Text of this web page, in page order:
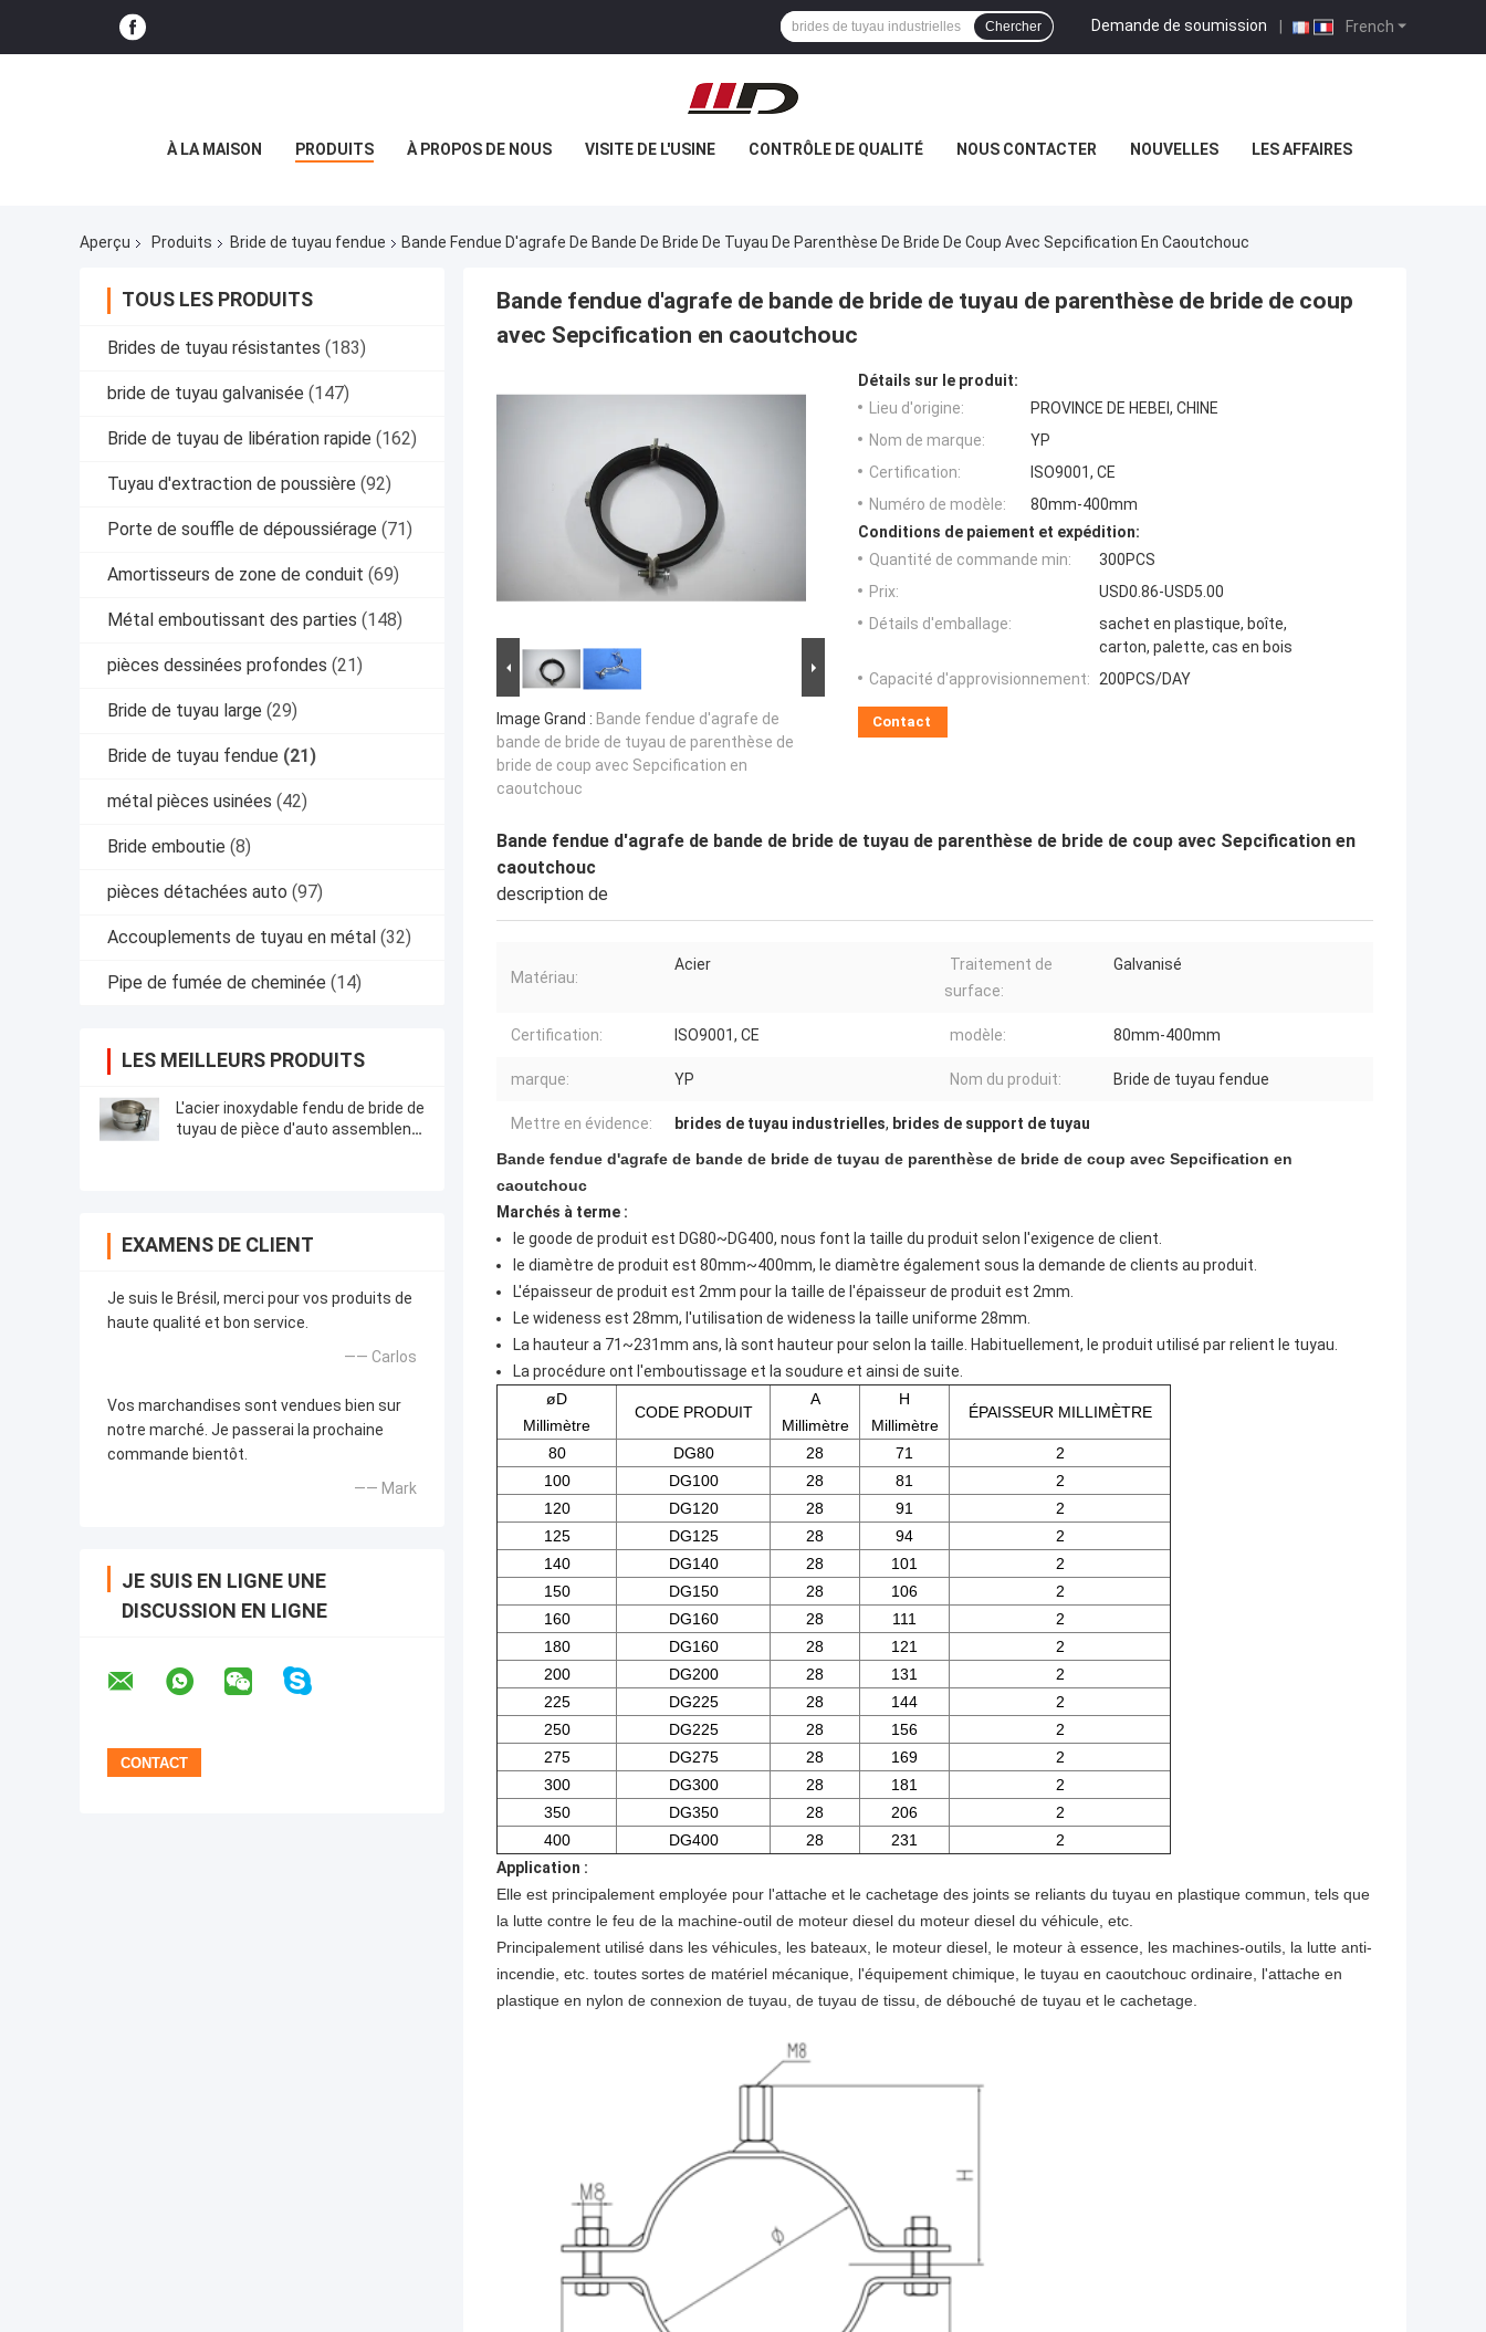
French
Demande de soumission |
Chercher
À LA MAISON PRODUITS À PROPOS DE NOUS VISITE DE L'USINE CONTRÔLE DE QUALITÉ NOUS CONTACTER NOUVELLES LES AFFAIRES
Aperçu Produits Bride de tuyau fendue Bande Fendue D'agrafe De Bande De Bride De Tuyau De Parenthèse De Bride De Coup Avec Sepcification En Caoutchouc
TOUS LES PRODUITS
Brides de tuyau résistantes (183)
bride de tuyau galvanisée (147)
Bride de tuyau de libération rapide (162)
Tuyau d'extraction de poussière (92)
Porte de souffle de dépoussiérage (71)
Amortisseurs de zone de conduit (69)
Métal emboutissant des parties (148)
pièces dessinées profondes (21)
Bride de tuyau large (29)
Bride de tuyau fendue (21)
métal pièces usinées (42)
Bride emboutie (8)
pièces détachées auto (97)
Accouplements de tuyau en métal (32)
Pipe de fumée de cheminée (14)
LES MEILLEURS PRODUITS
L'acier inoxydable fendu de bride de
tuyau de pièce d'auto assemblent
EXAMENS DE CLIENT
Je suis le Brésil, merci pour vos produits de
haute qualité et bon service.
—— Carlos
Vos marchandises sont vendues bien sur
notre marché. Je passerai la prochaine
commande bientôt.
—— Mark
JE SUIS EN LIGNE UNE
DISCUSSION EN LIGNE
Bande fendue d'agrafe de bande de bride de tuyau de parenthèse de bride de coup
avec Sepcification en caoutchouc
Image Grand : Bande fendue d'agrafe de
bande de bride de tuyau de parenthèse de
bride de coup avec Sepcification en
caoutchouc
Détails sur le produit:
Lieu d'origine:
PROVINCE DE HEBEI, CHINE
Nom de marque:
YP
Certification:
ISO9001, CE
Numéro de modèle:
80mm-400mm
Conditions de paiement et expédition:
Quantité de commande min:
300PCS
Prix:
USD0.86-USD5.00
Détails d'emballage:
sachet en plastique, boîte,
carton, palette, cas en bois
Capacité d'approvisionnement: 200PCS/DAY
Contact
Bande fendue d'agrafe de bande de bride de tuyau de parenthèse de bride de coup avec Sepcification en
caoutchouc
description de
Matériau:
Acier
Traitement de
surface:
Galvanisé
Certification: ISO9001, CE modèle: 80mm-400mm
marque: YP Nom du produit: Bride de tuyau fendue
Mettre en évidence: brides de tuyau industrielles, brides de support de tuyau
Bande fendue d'agrafe de bande de bride de tuyau de parenthèse de bride de coup avec Sepcification en
caoutchouc
Marchés à terme :
le goode de produit est DG80~DG400, nous font la taille du produit selon l'exigence de client.
le diamètre de produit est 80mm~400mm, le diamètre également sous la demande de clients au produit.
L'épaisseur de produit est 2mm pour la taille de l'épaisseur de produit est 2mm.
Le wideness est 28mm, l'utilisation de wideness la taille uniforme 28mm.
La hauteur a 71~231mm ans, là sont hauteur pour selon la taille. Habituellement, le produit utilisé par relient le tuyau.
La procédure ont l'emboutissage et la soudure et ainsi de suite.
øD
Millimètre
CODE PRODUIT
A
Millimètre
H
Millimètre
ÉPAISSEUR MILLIMÈTRE
80 DG80 28 71
2
100
DG100 28 81
2
120
DG120 28 91
2
125
DG125 28 94
2
140
DG140 28 101
2
150
DG150 28 106
2
160
DG160 28 111
2
180
DG160 28 121
2
200
DG200 28 131
2
225
DG225 28 144
2
250
DG225 28 156
2
275
DG275 28 169
2
300
DG300 28 181
2
350
DG350 28 206
2
400
DG400 28 231
2
Application :
Elle est principalement employée pour l'attache et le cachetage des joints se reliants du tuyau en plastique commun, tels que
la lutte contre le feu de la machine-outil de moteur diesel du moteur diesel du véhicule, etc.
Principalement utilisé dans les véhicules, les bateaux, le moteur diesel, le moteur à essence, les machines-outils, la lutte anti-
incendie, etc. toutes sortes de matériel mécanique, l'équipement chimique, le tuyau en caoutchouc ordinaire, l'attache en
plastique en nylon de connexion de tuyau, de tuyau de tissu, de débouché de tuyau et le cachetage.